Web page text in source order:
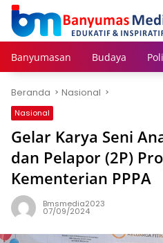
Langsung
konten
Banyumasan Budaya
Beranda Nasional
Nasional
Gelar Karya Seni
dan Pelapor (2P)
Kementerian PPPA
Bmsmedia2023
07/09/2024